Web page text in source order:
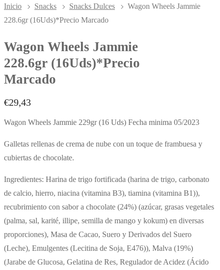
Inicio Snacks Snacks Dulces
Wagon Wheels Jammie
228.6gr (16Uds)*Precio Marcado
Wagon Wheels Jammie
228.6gr (16Uds)*Precio
Marcado
€29,43
Wagon Wheels Jammie 229gr (16 Uds) Fecha minima 05/2023
Galletas rellenas de crema de nube con un toque de frambuesa y
cubiertas de chocolate.
Ingredientes: Harina de trigo fortificada (harina de trigo, carbonato
de calcio, hierro, niacina (vitamina B3), tiamina (vitamina B1)),
recubrimiento con sabor a chocolate (24%) (azúcar, grasas vegetales
(palma, sal, karité, illipe, semilla de mango y kokum) en diversas
proporciones), Masa de Cacao, Suero y Derivados del Suero
(Leche), Emulgentes (Lecitina de Soja, E476)), Malva (19%)
(Jarabe de Glucosa, Gelatina de Res, Regulador de Acidez (Ácido